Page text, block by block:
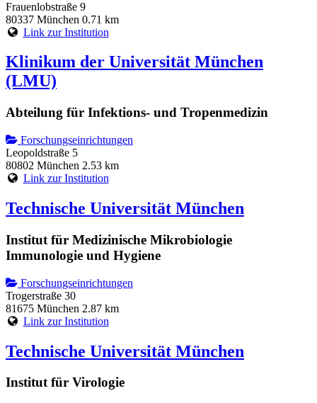
Frauenlobstraße 9
80337 München 0.71 km
Link zur Institution
Klinikum der Universität München
(LMU)
Abteilung für Infektions- und Tropenmedizin
Forschungseinrichtungen
Leopoldstraße 5
80802 München 2.53 km
Link zur Institution
Technische Universität München
Institut für Medizinische Mikrobiologie
Immunologie und Hygiene
Forschungseinrichtungen
Trogerstraße 30
81675 München 2.87 km
Link zur Institution
Technische Universität München
Institut für Virologie